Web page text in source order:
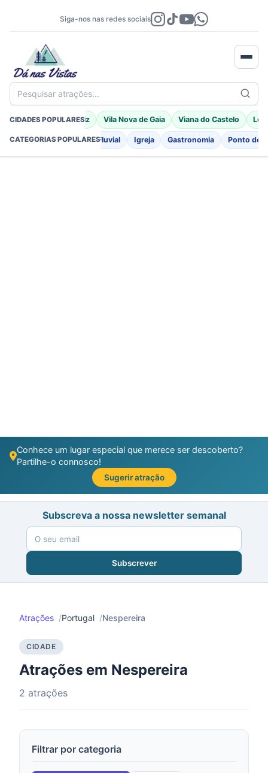
Siga-nos nas redes sociais
Pesquisar atrações...
CIDADES POPULARES
Braga Porto Moniz Vila Nova de Gaia Viana do Castelo
CATEGORIAS POPULARES
Fortificações Praia Fluvial Igreja Gastronomia Ponto de
Conhece um lugar especial que merece ser descoberto?
Partilhe-o connosco!
Sugerir atração
Subscreva a nossa newsletter semanal
Subscrever
Atrações Portugal Nespereira
CIDADE
Atrações em Nespereira
2 atrações
Filtrar por categoria